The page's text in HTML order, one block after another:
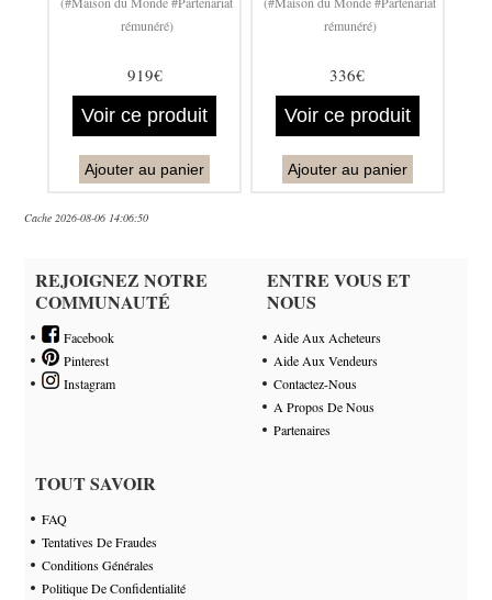
rémunéré)
919€
Voir ce produit
Ajouter au panier
rémunéré)
336€
Voir ce produit
Ajouter au panier
Cache 2026-08-06 14:06:50
REJOIGNEZ NOTRE
COMMUNAUTÉ
Facebook
Pinterest
Instagram
ENTRE VOUS ET
NOUS
Aide Aux Acheteurs
Aide Aux Vendeurs
Contactez-Nous
A Propos De Nous
Partenaires
TOUT SAVOIR
FAQ
Tentatives De Fraudes
Conditions Générales
Politique De Confidentialité